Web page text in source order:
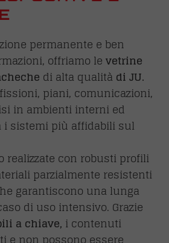
permanente e ben
offriamo levetrine
di alta qualitàdi JU.
piani, comunicazioni,
in ambienti interni ed
i sistemi più affidabili sul
realizzate con robusti profili
parzialmente resistenti
garantiscono una lunga
di uso intensivo. Grazie
a chiave, i contenuti